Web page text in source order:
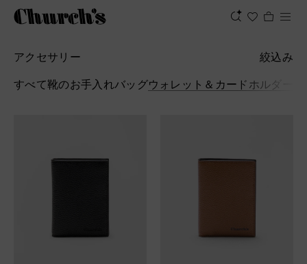
アクセサリー 絞込み
すべて靴のお手入れバッグウォレット＆カードホルダー